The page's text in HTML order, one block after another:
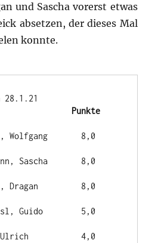
und Sascha vorerst etwas
absetzen, der dieses Mal
konnte.
Punkte